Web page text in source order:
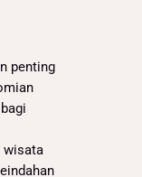
penting
wisata